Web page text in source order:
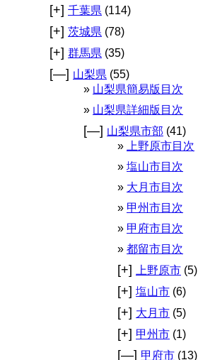
[+] 千葉県 (114)
[+] 茨城県 (78)
[+] 群馬県 (35)
[—] 山梨県 (55)
山梨県簡易版目次
山梨県詳細版目次
[—] 山梨県市部 (41)
上野原市目次
塩山市目次
大月市目次
甲州市目次
甲府市目次
都留市目次
[+] 上野原市 (5)
[+] 塩山市 (6)
[+] 大月市 (5)
[+] 甲州市 (1)
[—] 甲府市 (13)